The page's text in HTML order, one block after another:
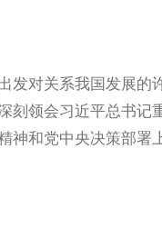
对关系我国发展的
刻领会习近平总书记
神和党中央决策部署